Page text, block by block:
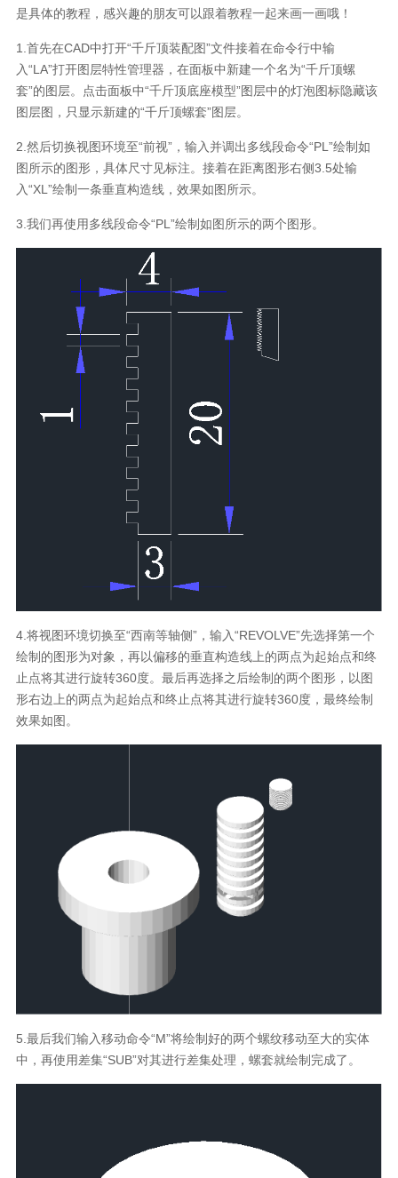
是具体的教程，感兴趣的朋友可以跟着教程一起来画一画哦！
1.首先在CAD中打开“千斤顶装配图”文件接着在命令行中输
入“LA”打开图层特性管理器，在面板中新建一个名为“千斤顶螺
套”的图层。点击面板中“千斤顶底座模型”图层中的灯泡图标隐藏该
图层图，只显示新建的“千斤顶螺套”图层。
2.然后切换视图环境至“前视”，输入并调出多线段命令“PL”绘制如
图所示的图形，具体尺寸见标注。接着在距离图形右侧3.5处输
入“XL”绘制一条垂直构造线，效果如图所示。
3.我们再使用多线段命令“PL”绘制如图所示的两个图形。
4.将视图环境切换至“西南等轴侧”，输入“REVOLVE”先选择第一个
绘制的图形为对象，再以偏移的垂直构造线上的两点为起始点和终
止点将其进行旋转360度。最后再选择之后绘制的两个图形，以图
形右边上的两点为起始点和终止点将其进行旋转360度，最终绘制
效果如图。
5.最后我们输入移动命令“M”将绘制好的两个螺纹移动至大的实体
中，再使用差集“SUB”对其进行差集处理，螺套就绘制完成了。